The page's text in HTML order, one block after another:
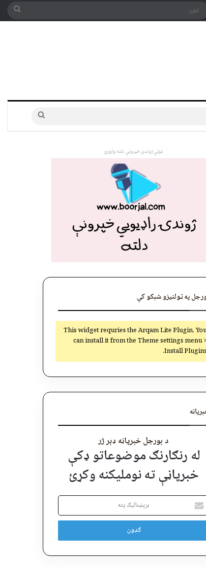
لټون
لټون
ټولې ژوندۍ خپرونې دلته واورئ
په ټولنیزو شبکو کې
This widget requries the Arqam Lite Plugin,
can install it from the Theme settings menu
Install Plugins.
د بورجل خبرپاڼه ډېر ژر
له رنګارنګ موضوعاتو ډکې
خبرپاڼې ته نوملیکنه وکړئ
پته